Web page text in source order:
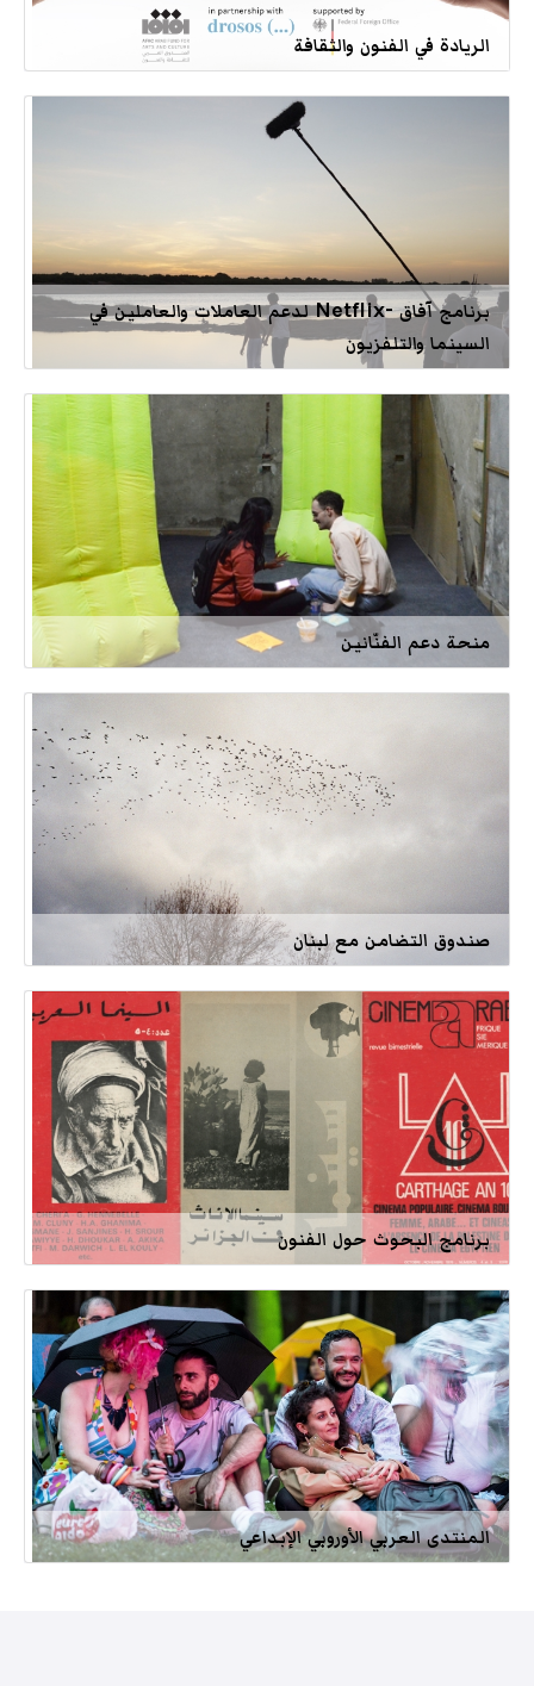
الريادة في الفنون والثقافة
برنامج آفاق -Netflix لدعم العاملات والعاملين في
السينما والتلفزيون
منحة دعم الفنّانين
صندوق التضامن مع لبنان
برنامج البحوث حول الفنون
المنتدى العربي الأوروبي الإبداعي